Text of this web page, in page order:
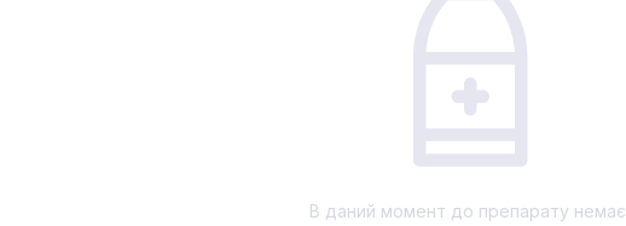
В даний момент до препарату немає